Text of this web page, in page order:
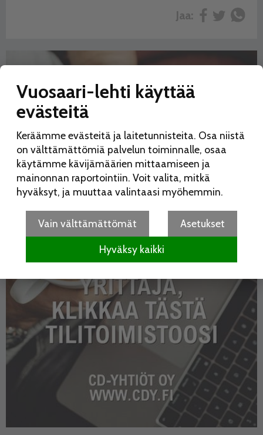
Jaa:
Vuosaari-lehti käyttää
evästeitä
Keräämme evästeitä ja laitetunnisteita. Osa niistä
on välttämättömiä palvelun toiminnalle, osaa
käytämme kävijämäärien mittaamiseen ja
mainonnan raportointiin. Voit valita, mitkä
hyväksyt, ja muuttaa valintaasi myöhemmin.
Vain välttämättömät Asetukset
Hyväksy kaikki